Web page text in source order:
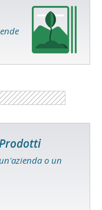
o un